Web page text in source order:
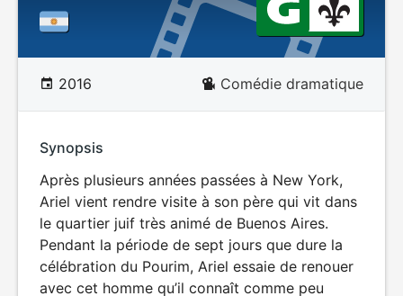
2016 Comédie dramatique
Synopsis
Après plusieurs années passées à New York,
Ariel vient rendre visite à son père qui vit dans
le quartier juif très animé de Buenos Aires.
Pendant la période de sept jours que dure la
célébration du Pourim, Ariel essaie de renouer
avec cet homme qu’il connaît comme peu